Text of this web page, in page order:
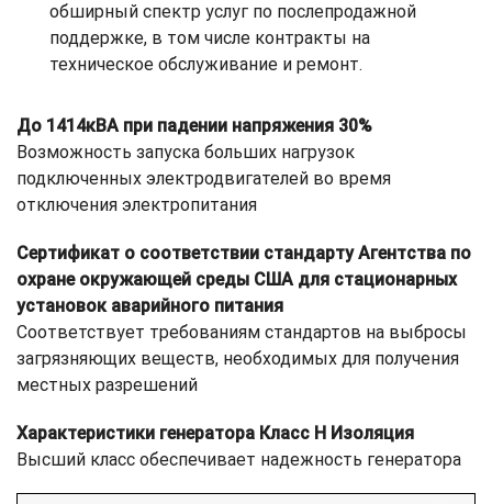
обширный спектр услуг по послепродажной
поддержке, в том числе контракты на
техническое обслуживание и ремонт.
До 1414кВА при падении напряжения 30%
Возможность запуска больших нагрузок
подключенных электродвигателей во время
отключения электропитания
Сертификат о соответствии стандарту Агентства по
охране окружающей среды США для стационарных
установок аварийного питания
Соответствует требованиям стандартов на выбросы
загрязняющих веществ, необходимых для получения
местных разрешений
Характеристики генератора Класс H Изоляция
Высший класс обеспечивает надежность генератора